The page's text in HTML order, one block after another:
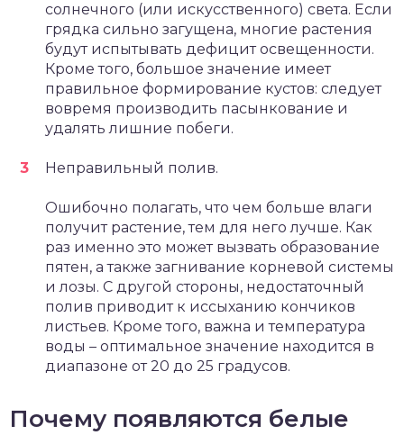
солнечного (или искусственного) света. Если
грядка сильно загущена, многие растения
будут испытывать дефицит освещенности.
Кроме того, большое значение имеет
правильное формирование кустов: следует
вовремя производить пасынкование и
удалять лишние побеги.
Неправильный полив.
Ошибочно полагать, что чем больше влаги
получит растение, тем для него лучше. Как
раз именно это может вызвать образование
пятен, а также загнивание корневой системы
и лозы. С другой стороны, недостаточный
полив приводит к иссыханию кончиков
листьев. Кроме того, важна и температура
воды – оптимальное значение находится в
диапазоне от 20 до 25 градусов.
Почему появляются белые